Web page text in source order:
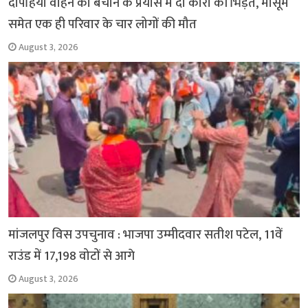
समेत एक ही परिवार के चार लोगों की मौत
August 3, 2026
मांजलपुर विस उपचुनाव : भाजपा उम्मीदवार सतीश पटेल, 11वें
राउंड में 17,198 वोटों से आगे
August 3, 2026